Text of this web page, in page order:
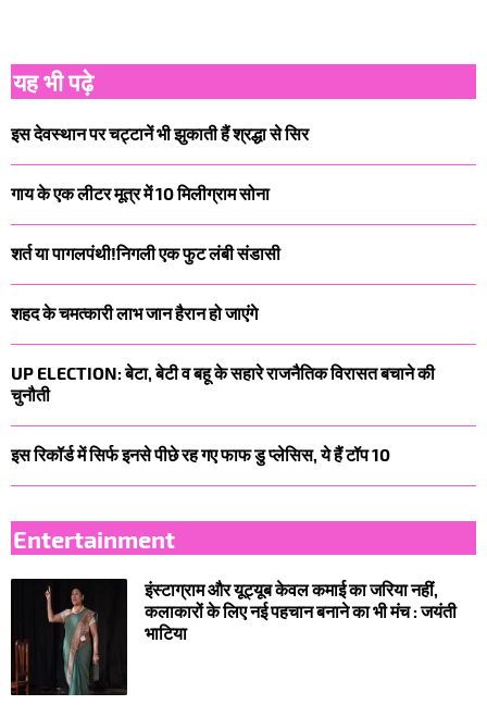
यह भी पढ़े
इस देवस्थान पर चट्टानें भी झुकाती हैं श्रद्धा से सिर
गाय के एक लीटर मूत्र में 10 मिलीग्राम सोना
शर्त या पागलपंथी!निगली एक फुट लंबी संडासी
शहद के चमत्कारी लाभ जान हैरान हो जाएंगे
UP ELECTION: बेटा, बेटी व बहू के सहारे राजनैतिक विरासत बचाने की
चुनौती
इस रिकॉर्ड में सिर्फ इनसे पीछे रह गए फाफ डु प्लेसिस, ये हैं टॉप 10
Entertainment
इंस्टाग्राम और यूट्यूब केवल कमाई का जरिया नहीं,
कलाकारों के लिए नई पहचान बनाने का भी मंच : जयंती
भाटिया